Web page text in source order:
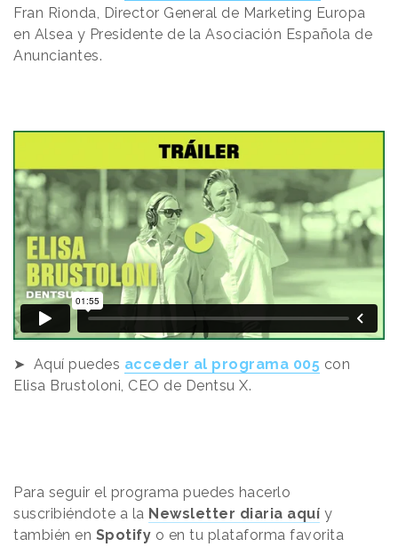
Fran Rionda, Director General de Marketing Europa
en Alsea y Presidente de la Asociación Española de
Anunciantes.
➤ Aquí puedes acceder al programa 005 con
Elisa Brustoloni, CEO de Dentsu X.
Para seguir el programa puedes hacerlo
suscribiéndote a la Newsletter diaria aquí y
también en Spotify o en tu plataforma favorita